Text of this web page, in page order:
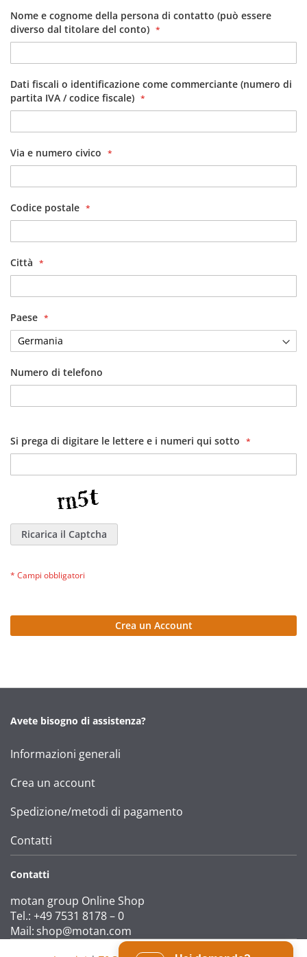
Nome e cognome della persona di contatto (può essere
diverso dal titolare del conto)
Dati fiscali o identificazione come commerciante (numero di
partita IVA / codice fiscale)
Via e numero civico
Codice postale
Città
Paese
Numero di telefono
Si prega di digitare le lettere e i numeri qui sotto
Ricarica il Captcha
Crea un Account
Avete bisogno di assistenza?
Informazioni generali
Crea un account
Spedizione/metodi di pagamento
Contatti
Contatti
motan group Online Shop
Tel.: +49 7531 8178 – 0
Mail: shop@motan.com